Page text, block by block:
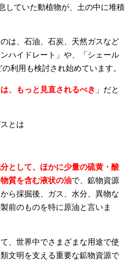
していた動植物が、土の中に堆積
は、石油、石炭、天然ガスなど
ハイドレート」や、「シェール
利用も検討され始めています。
、もっと見直されるべき 」だと
とは
として、ほかに少量の硫黄・酸
質を含む液状の油で、鉱物資源
ら採掘後、ガス、水分、異物な
前のものを特に原油と言いま
、世界中でさまざまな用途で使
文明を支える重要な鉱物資源で